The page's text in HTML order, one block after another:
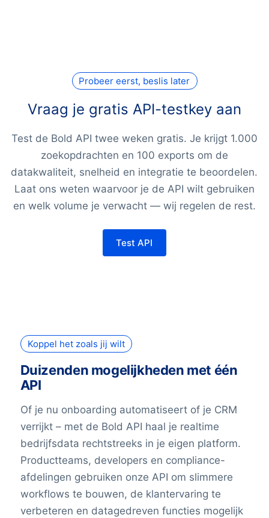
Probeer eerst, beslis later
Vraag je gratis API-testkey aan
Test de Bold API twee weken gratis. Je krijgt 1.000
zoekopdrachten en 100 exports om de
datakwaliteit, snelheid en integratie te beoordelen.
Laat ons weten waarvoor je de API wilt gebruiken
en welk volume je verwacht — wij regelen de rest.
Test API
Koppel het zoals jij wilt
Duizenden mogelijkheden met één
API
Of je nu onboarding automatiseert of je CRM
verrijkt – met de Bold API haal je realtime
bedrijfsdata rechtstreeks in je eigen platform.
Productteams, developers en compliance-
afdelingen gebruiken onze API om slimmere
workflows te bouwen, de klantervaring te
verbeteren en datagedreven functies mogelijk